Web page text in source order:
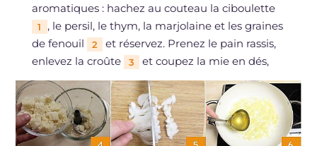
aromatiques : hachez au couteau la ciboulette
1
, le persil, le thym, la marjolaine et les graines
de fenouil
2
et réservez. Prenez le pain rassis,
enlevez la croûte
3 et coupez la mie en dés,